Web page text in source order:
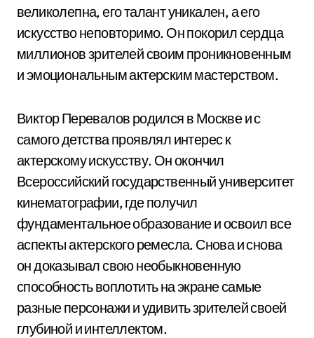
великолепна, его талант уникален, а его
искусство неповторимо. Он покорил сердца
миллионов зрителей своим проникновенным
и эмоциональным актерским мастерством.
Виктор Перевалов родился в Москве и с
самого детства проявлял интерес к
актерскому искусству. Он окончил
Всероссийский государственный университет
кинематографии, где получил
фундаментальное образование и освоил все
аспекты актерского ремесла. Снова и снова
он доказывал свою необыкновенную
способность воплотить на экране самые
разные персонажи и удивить зрителей своей
глубиной и интеллектом.